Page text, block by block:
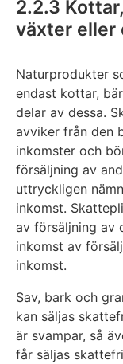
2.2.3
växter eller
Naturprodukter
endast kottar,
delar av dessa.
avviker från den
inkomster och
försäljning av
uttryckligen
inkomst.
av försäljning av
inkomst av
inkomst.
Sav, bark och
kan säljas
är svampar, så
får säljas